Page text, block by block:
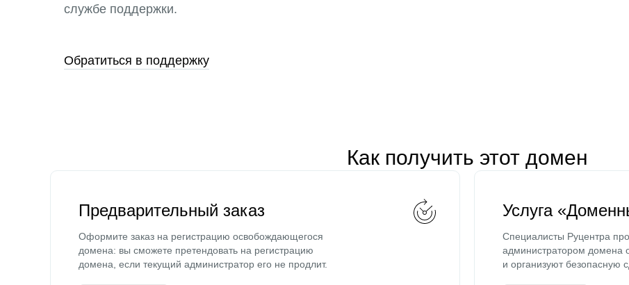
службе поддержки.
Обратиться в поддержку
Как получить этот домен
Предварительный заказ
Оформите заказ на регистрацию освобождающегося
домена: вы сможете претендовать на регистрацию
домена, если текущий администратор его не продлит.
Услуга
Специалисты Руцентра
администратором домена
и организуют безопасную